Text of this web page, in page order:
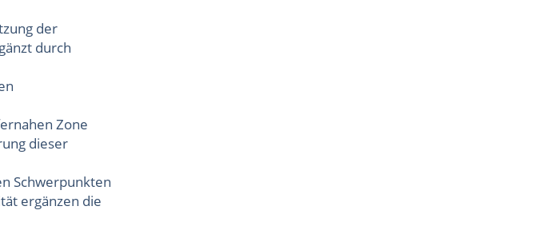
der
durch
Zone
dieser
Schwerpunkten
ergänzen die